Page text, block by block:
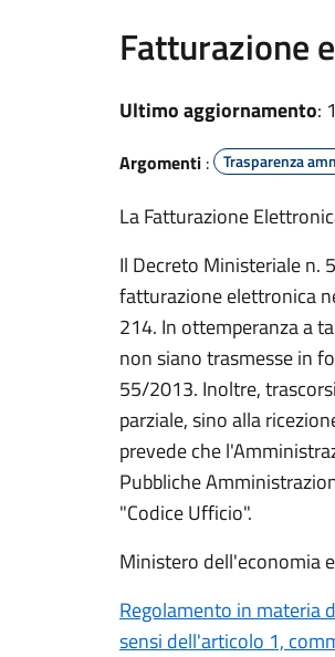
Fatturazione
Ultimo aggiornamento:
Argomenti : Trasparenza
La Fatturazione
Il Decreto Ministeriale n.
fatturazione elettronica
214. In ottemperanza a
non siano trasmesse in
55/2013. Inoltre,
parziale, sino alla
prevede che
Pubbliche
"Codice Ufficio".
Ministero dell'economia
Regolamento in materia
sensi dell'articolo 1,